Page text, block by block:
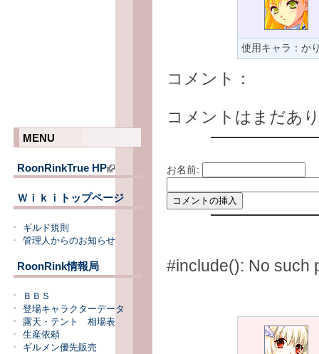
MENU
RoonRinkTrue HP
Ｗｉｋｉトップページ
ギルド規則
管理人からのお知らせ
RoonRink情報局
ＢＢＳ
登場キャラクターデータ
露天・テント 相場表
生産依頼
ギルメン優先販売
使用キャラ：か
コメント：
コメントはまだあ
お名前:
#include(): No such